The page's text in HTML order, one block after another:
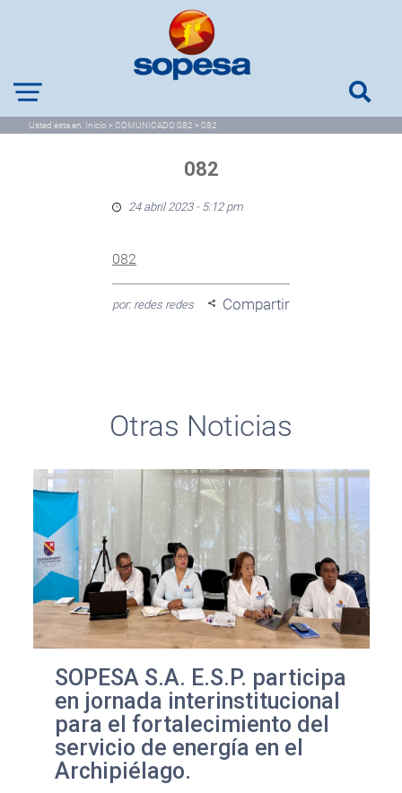
Usted esta en: Inicio > COMUNICADO 082 > 082
082
24 abril 2023 - 5:12 pm
082
por: redes redes Compartir
Otras Noticias
SOPESA S.A. E.S.P. participa
en jornada interinstitucional
para el fortalecimiento del
servicio de energía en el
Archipiélago.